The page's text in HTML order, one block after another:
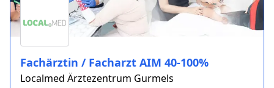
Fachärztin / Facharzt AIM 40-100%
Localmed Ärztezentrum Gurmels